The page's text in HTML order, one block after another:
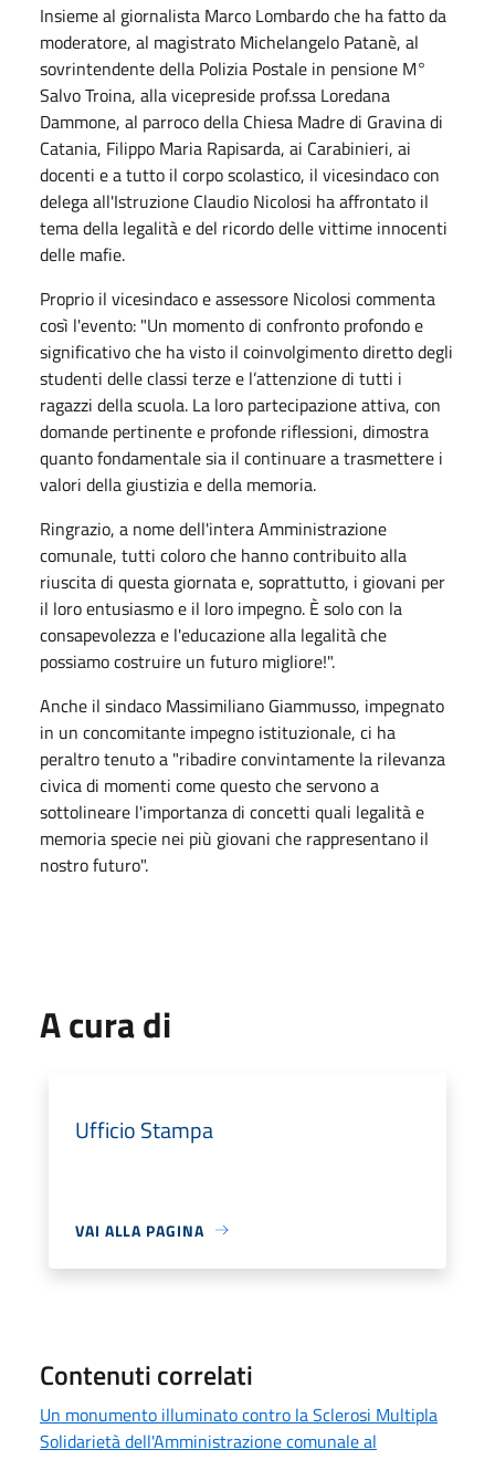
Insieme al giornalista Marco Lombardo che ha fatto da
moderatore, al magistrato Michelangelo Patanè, al
sovrintendente della Polizia Postale in pensione M°
Salvo Troina, alla vicepreside prof.ssa Loredana
Dammone, al parroco della Chiesa Madre di Gravina di
Catania, Filippo Maria Rapisarda, ai Carabinieri, ai
docenti e a tutto il corpo scolastico, il vicesindaco con
delega all'Istruzione Claudio Nicolosi ha affrontato il
tema della legalità e del ricordo delle vittime innocenti
delle mafie.
Proprio il vicesindaco e assessore Nicolosi commenta
così l'evento: "Un momento di confronto profondo e
significativo che ha visto il coinvolgimento diretto degli
studenti delle classi terze e l’attenzione di tutti i
ragazzi della scuola. La loro partecipazione attiva, con
domande pertinente e profonde riflessioni, dimostra
quanto fondamentale sia il continuare a trasmettere i
valori della giustizia e della memoria.
Ringrazio, a nome dell'intera Amministrazione
comunale, tutti coloro che hanno contribuito alla
riuscita di questa giornata e, soprattutto, i giovani per
il loro entusiasmo e il loro impegno. È solo con la
consapevolezza e l'educazione alla legalità che
possiamo costruire un futuro migliore!".
Anche il sindaco Massimiliano Giammusso, impegnato
in un concomitante impegno istituzionale, ci ha
peraltro tenuto a "ribadire convintamente la rilevanza
civica di momenti come questo che servono a
sottolineare l'importanza di concetti quali legalità e
memoria specie nei più giovani che rappresentano il
nostro futuro".
A cura di
Ufficio Stampa
VAI ALLA PAGINA
Contenuti correlati
Un monumento illuminato contro la Sclerosi Multipla
Solidarietà dell'Amministrazione comunale al